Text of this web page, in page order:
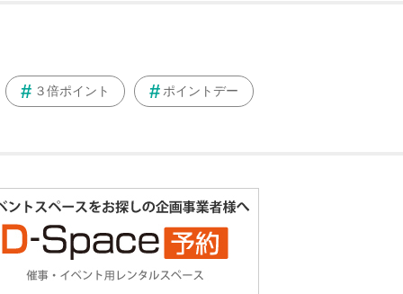
３倍ポイント ポイントデー